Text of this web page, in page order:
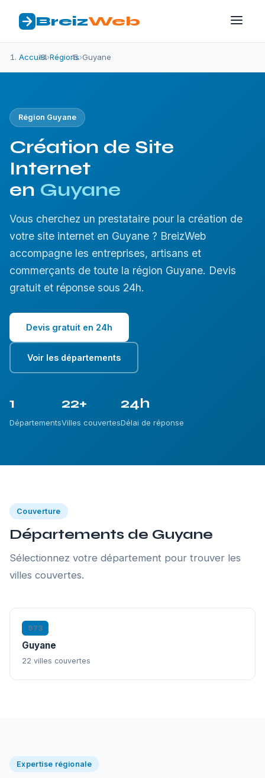
BreizWeb
Accueil›Régions›Guyane
Région Guyane
Création de Site
Internet
en Guyane
Vous cherchez un prestataire pour la création de
votre site internet en Guyane ? BreizWeb
accompagne les entreprises, artisans et
commerçants de toute la région Guyane. Devis
gratuit et réponse sous 24h.
Devis gratuit en 24h
Voir les départements
1
Départements
22+
Villes couvertes
24h
Délai de réponse
Couverture
Départements de Guyane
Sélectionnez votre département pour trouver les
villes couvertes.
973
Guyane
22 villes couvertes
Expertise régionale